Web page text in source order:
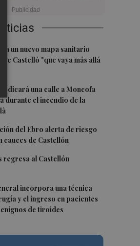
un nuevo mapa sanitario
Castelló "que vaya más allá
una calle a Moncofa
durante el incendio de la
del Ebro alerta de riesgo
cauces de Castellón
regresa al Castellón
incorpora una técnica
y el ingreso en pacientes
de tiroides